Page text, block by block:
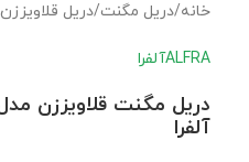
خانه/دریل مگنت/دریل قلاویززن
ALFRAآلفرا
آلفرا